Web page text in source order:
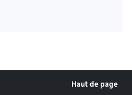
Haut de page